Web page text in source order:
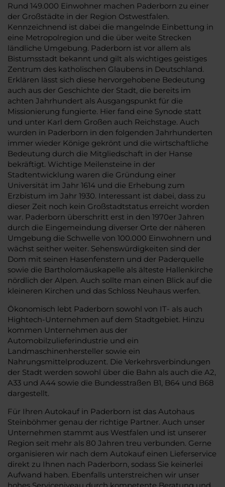
Rund 149.000 Einwohner machen Paderborn zu einer
der Großstädte in der Region Ostwestfalen.
Kennzeichnend ist dabei die mangelnde Einbettung in
eine Metropolregion und die über weite Strecken
ländliche Umgebung. Paderborn ist vor allem als
Bistumsstadt bekannt und gilt als wichtiges geistiges
Zentrum des katholischen Glaubens in Deutschland.
Erklären lässt sich diese hervorgehobene Bedeutung
auch aus der Geschichte der Stadt, die bereits im
achten Jahrhundert als Ausgangspunkt für die
Missionierung fungierte. Hier fand eine Synode statt
und unter Karl dem Großen auch Reichstage. Auch
wurden in Paderborn in den folgenden Jahrhunderten
immer wieder Könige gekrönt und die wirtschaftliche
Bedeutung durch die Mitgliedschaft in der Hanse
bekräftigt. Wichtige Meilensteine in der
Stadtentwicklung waren die Gründung einer
Universität im Jahr 1614 und die Erhebung zum
Erzbistum im Jahr 1930. Interessant ist dabei, dass zu
dieser Zeit noch kein Großstadtstatus erreicht worden
war. Paderborn überschritt erst in den 1970er Jahren
durch die Eingemeindung diverser Orte der näheren
Umgebung die Schwelle von 100.000 Einwohnern und
wächst seither weiter. Sehenswürdigkeiten sind der
Dom mit seinen Hasenfenstern und der Paderquelle
sowie die Bartholomäuskapelle als älteste Hallenkirche
nördlich der Alpen. Auch sollte man einen Blick auf die
kleineren Kirchen und das Schloss Neuhaus werfen.
Ökonomisch lebt Paderborn sowohl von IT- als auch
Hightech-Unternehmen auf dem Stadtgebiet. Hinzu
kommen Unternehmen aus der
Automobilzulieferindustrie und ein
Landmaschinenhersteller sowie ein
Nahrungsmittelproduzent. Die Verkehrsverbindungen
der Stadt werden sowohl über die Bahn als auch die A2,
A33 und A44 sowie die Bundesstraßen B1, B64 und B68
dargestellt.
Für Ihren Autokauf in Paderborn ist das Autohaus
Steinböhmer genau der richtige Partner. Auch unser
Unternehmen stammt aus Westfalen und ist unserer
Region seit mehr als 80 Jahren treu verbunden. Gerne
organisieren wir nach dem Autokauf einen Lieferservice
direkt zu Ihnen nach Paderborn, sodass Sie keinerlei
Aufwand haben. Ebenfalls unterstreichen wir unser
hohes Serviceniveau durch kompetente Beratung und